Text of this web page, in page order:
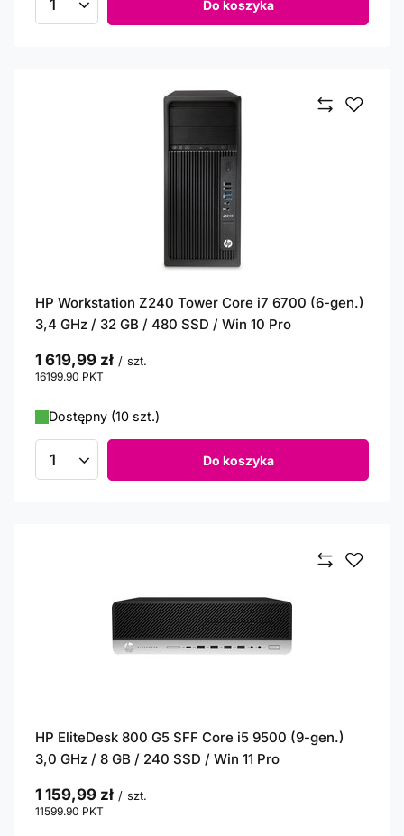
Ilość produktów Do koszyka
HP Workstation Z240 Tower Core i7 6700 (6-gen.)
3,4 GHz / 32 GB / 480 SSD / Win 10 Pro
1 619,99 zł / szt.
16199.90 PKT
Dostępny (10 szt.)
Ilość produktów Do koszyka
HP EliteDesk 800 G5 SFF Core i5 9500 (9-gen.)
3,0 GHz / 8 GB / 240 SSD / Win 11 Pro
1 159,99 zł / szt.
11599.90 PKT